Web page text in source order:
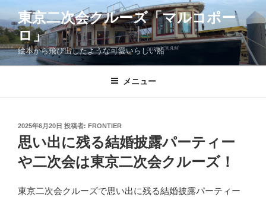
ン
テ
ン
ツ
東京二次会クルーズ「マルコポー
ロ」
絵本から飛び出したような可愛いらしい船
メニュー
投
稿
日:
2025年6月20日 投稿者: FRONTIER
思い出に残る結婚披露パーティー
や二次会は東京二次会クルーズ！
東京二次会クルーズで思い出に残る結婚披露パーティー